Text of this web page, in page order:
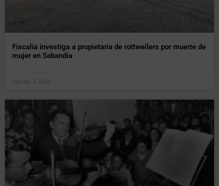
Fiscalía investiga a propietaria de rottweilers por muerte de
mujer en Sabandía
agosto 3, 2026